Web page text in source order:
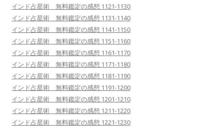
インド占星術 無料鑑定の感想 1121-1130
インド占星術 無料鑑定の感想 1131-1140
インド占星術 無料鑑定の感想 1141-1150
インド占星術 無料鑑定の感想 1151-1160
インド占星術 無料鑑定の感想 1161-1170
インド占星術 無料鑑定の感想 1171-1180
インド占星術 無料鑑定の感想 1181-1190
インド占星術 無料鑑定の感想 1191-1200
インド占星術 無料鑑定の感想 1201-1210
インド占星術 無料鑑定の感想 1211-1220
インド占星術 無料鑑定の感想 1221-1230